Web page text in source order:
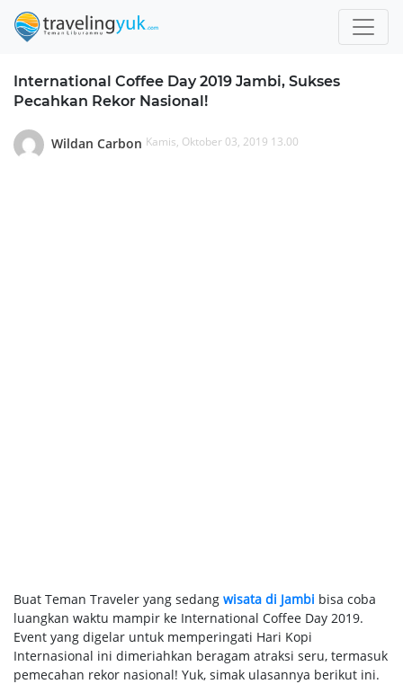
International Coffee Day 2019 Jambi, Sukses
Pecahkan Rekor Nasional!
Wildan Carbon Kamis, Oktober 03, 2019 13.00
Buat Teman Traveler yang sedang wisata di Jambi bisa coba
luangkan waktu mampir ke International Coffee Day 2019.
Event yang digelar untuk memperingati Hari Kopi
Internasional ini dimeriahkan beragam atraksi seru, termasuk
pemecahan rekor nasional! Yuk, simak ulasannya berikut ini.